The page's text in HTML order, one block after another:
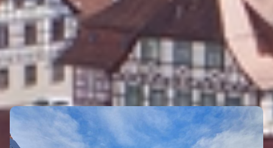
ÜBERNACHTEN
Eigenen Eintrag kostenlos erstellen >